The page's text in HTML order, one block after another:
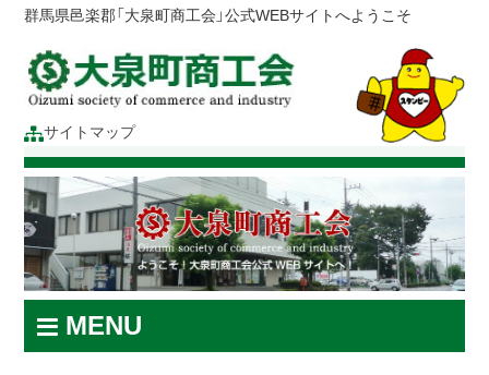
群馬県邑楽郡「大泉町商工会」公式WEBサイトへようこそ
サイトマップ
MENU